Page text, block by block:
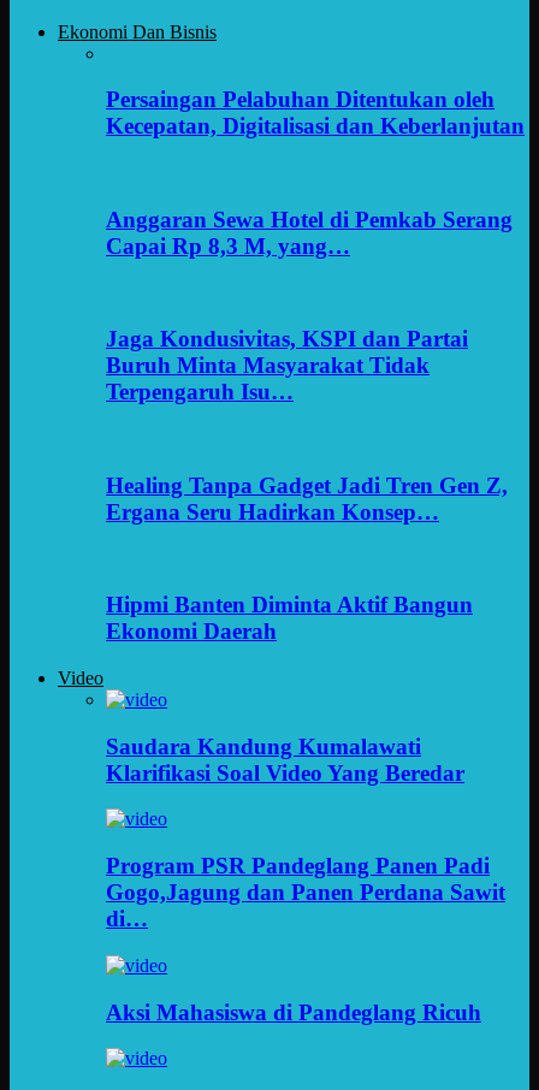
Ekonomi Dan Bisnis
Persaingan Pelabuhan Ditentukan oleh
Kecepatan, Digitalisasi dan Keberlanjutan
Anggaran Sewa Hotel di Pemkab Serang
Capai Rp 8,3 M, yang…
Jaga Kondusivitas, KSPI dan Partai
Buruh Minta Masyarakat Tidak
Terpengaruh Isu…
Healing Tanpa Gadget Jadi Tren Gen Z,
Ergana Seru Hadirkan Konsep…
Hipmi Banten Diminta Aktif Bangun
Ekonomi Daerah
Video
Saudara Kandung Kumalawati
Klarifikasi Soal Video Yang Beredar
Program PSR Pandeglang Panen Padi
Gogo,Jagung dan Panen Perdana Sawit
di…
Aksi Mahasiswa di Pandeglang Ricuh